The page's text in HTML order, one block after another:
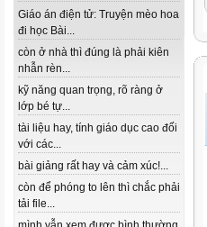
Giáo án điện tử: Truyện mèo hoa
đi học Bài...
còn ở nhà thì đúng là phải kiên
nhẫn rèn...
kỹ năng quan trọng, rõ ràng ở
lớp bé tự...
tài liệu hay, tính giáo dục cao đối
với các...
bài giảng rất hay và cảm xúc!...
còn để phóng to lên thì chắc phải
tải file...